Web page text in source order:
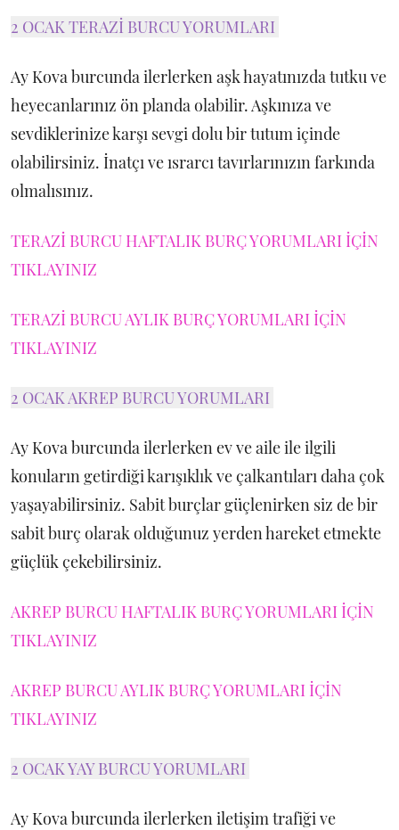
2 OCAK TERAZİ BURCU YORUMLARI
Ay Kova burcunda ilerlerken aşk hayatınızda tutku ve
heyecanlarınız ön planda olabilir. Aşkınıza ve
sevdiklerinize karşı sevgi dolu bir tutum içinde
olabilirsiniz. İnatçı ve ısrarcı tavırlarınızın farkında
olmalısınız.
TERAZİ BURCU HAFTALIK BURÇ YORUMLARI İÇİN
TIKLAYINIZ
TERAZİ BURCU AYLIK BURÇ YORUMLARI İÇİN
TIKLAYINIZ
2 OCAK AKREP BURCU YORUMLARI
Ay Kova burcunda ilerlerken ev ve aile ile ilgili
konuların getirdiği karışıklık ve çalkantıları daha çok
yaşayabilirsiniz. Sabit burçlar güçlenirken siz de bir
sabit burç olarak olduğunuz yerden hareket etmekte
güçlük çekebilirsiniz.
AKREP BURCU HAFTALIK BURÇ YORUMLARI İÇİN
TIKLAYINIZ
AKREP BURCU AYLIK BURÇ YORUMLARI İÇİN
TIKLAYINIZ
2 OCAK YAY BURCU YORUMLARI
Ay Kova burcunda ilerlerken iletişim trafiği ve